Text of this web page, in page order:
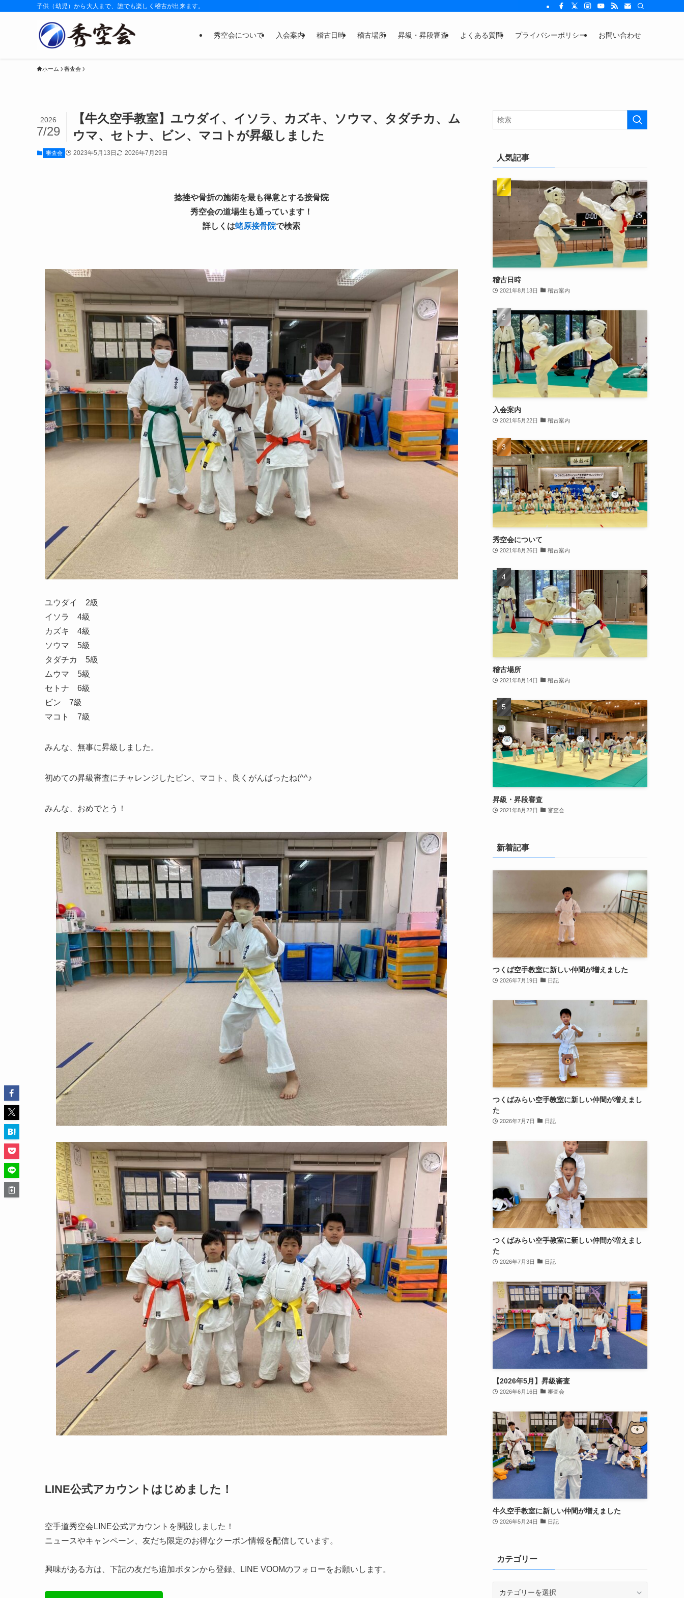
子供（幼児）から大人まで、誰でも楽しく稽古が出来ます。
秀空会について 入会案内 稽古日時 稽古場所 昇級・昇段審査 よくある質問 プライバシーポリシー お問い合わせ
ホーム 審査会
【牛久空手教室】ユウダイ、イソラ、カズキ、ソウマ、タダチカ、ム
ウマ、セトナ、ビン、マコトが昇級しました
2026
7/29
審査会 2023年5月13日 2026年7月29日
捻挫や骨折の施術を最も得意とする接骨院
秀空会の道場生も通っています！
詳しくは蛯原接骨院で検索
ユウダイ 2級
イソラ 4級
カズキ 4級
ソウマ 5級
タダチカ 5級
ムウマ 5級
セトナ 6級
ビン 7級
マコト 7級
みんな、無事に昇級しました。
初めての昇級審査にチャレンジしたビン、マコト、良くがんばったね(^^♪
みんな、おめでとう！
LINE公式アカウントはじめました！
空手道秀空会LINE公式アカウントを開設しました！
ニュースやキャンペーン、友だち限定のお得なクーポン情報を配信しています。
興味がある方は、下記の友だち追加ボタンから登録、LINE VOOMのフォローをお願いします。
人気記事
稽古日時
2021年8月13日 稽古案内
入会案内
2021年5月22日 稽古案内
秀空会について
2021年8月26日 稽古案内
稽古場所
2021年8月14日 稽古案内
昇級・昇段審査
2021年8月22日 審査会
新着記事
つくば空手教室に新しい仲間が増えました
2026年7月19日 日記
つくばみらい空手教室に新しい仲間が増えまし
た
2026年7月7日 日記
つくばみらい空手教室に新しい仲間が増えまし
た
2026年7月3日 日記
【2026年5月】昇級審査
2026年6月16日 審査会
牛久空手教室に新しい仲間が増えました
2026年5月24日 日記
カテゴリー